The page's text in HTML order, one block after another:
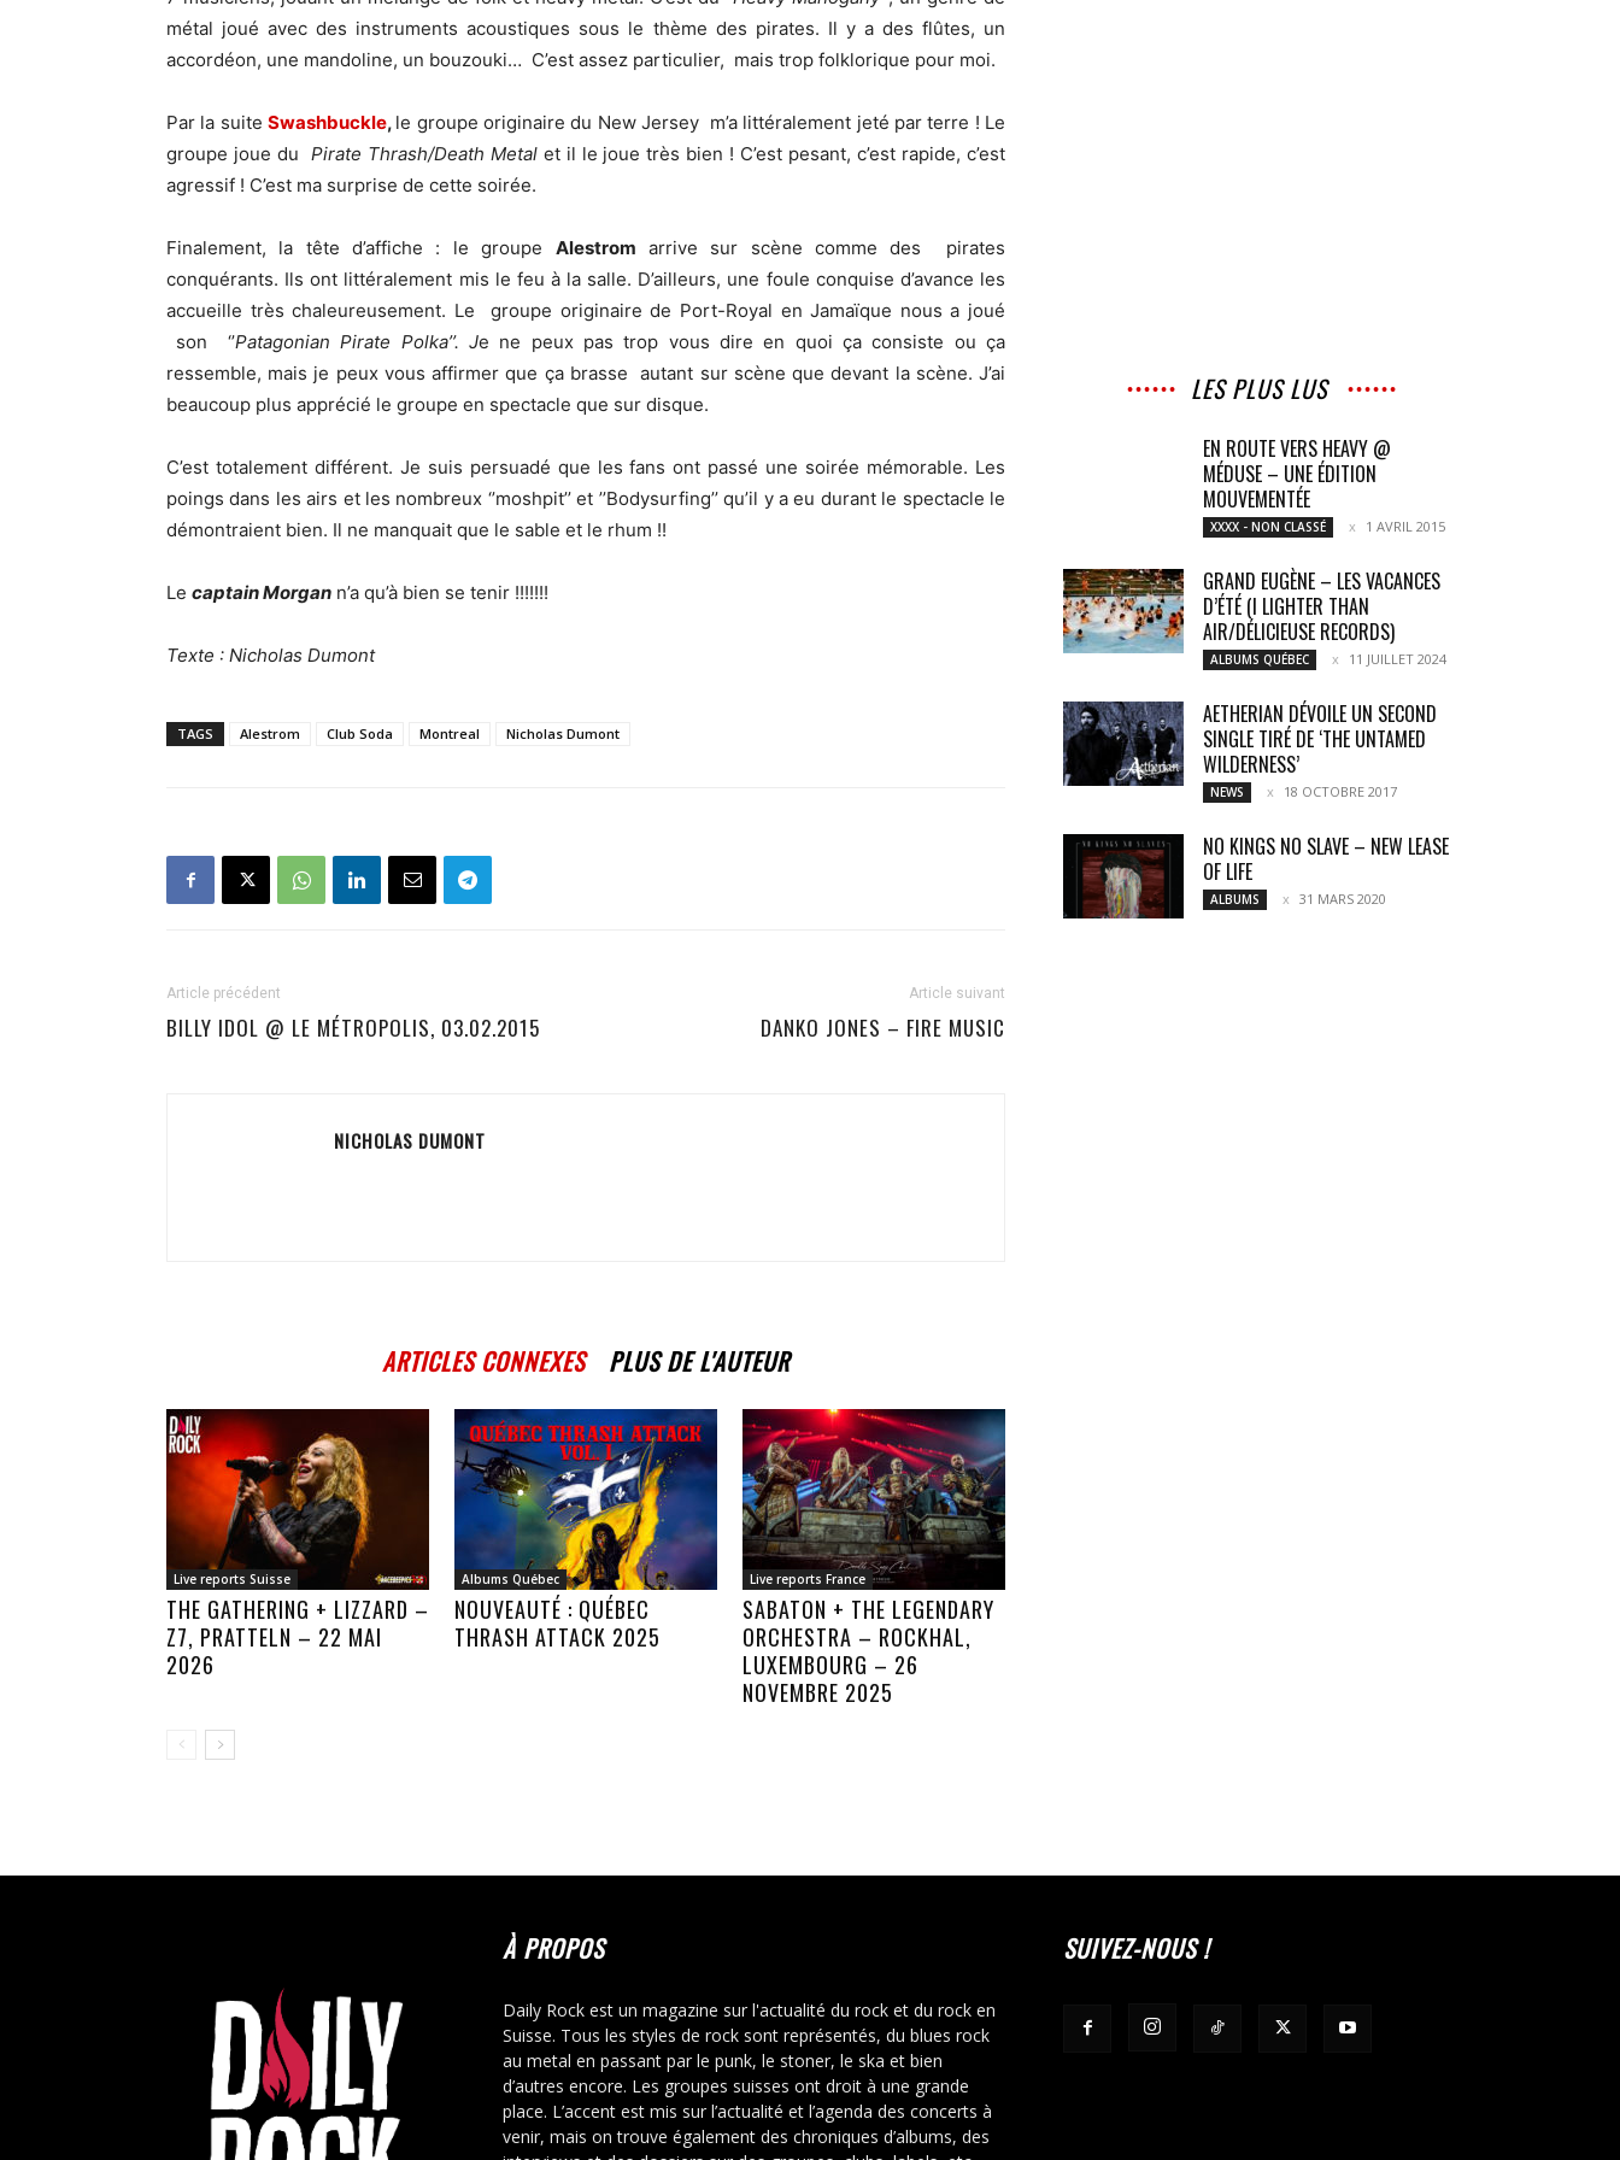
métal joué avec des instruments acoustiques sous le thème des pirates. Il y a des flûtes, un
accordéon, une mandoline, un bouzouki… C’est assez particulier, mais trop folklorique pour moi.
Par la suiteSwashbuckle, le groupe originaire du New Jersey m’a littéralement jeté par terre ! Le
groupe joue du Pirate Thrash/Death Metalet il le joue très bien ! C’est pesant, c’est rapide, c’est
agressif ! C’est ma surprise de cette soirée.
Finalement, la tête d’affiche : le groupe Alestrom arrive sur scène comme des pirates
conquérants. Ils ont littéralement mis le feu à la salle. D’ailleurs, une foule conquise d’avance les
accueille très chaleureusement. Le groupe originaire de Port-Royal en Jamaïque nous a joué
son ‘’Patagonian Pirate Polka’’. Je ne peux pas trop vous dire en quoi ça consiste ou ça
ressemble, mais je peux vous affirmer que ça brasse autant sur scène que devant la scène. J’ai
beaucoup plus apprécié le groupe en spectacle que sur disque.
C’est totalement différent. Je suis persuadé que les fans ont passé une soirée mémorable. Les
poings dans les airs et les nombreux ‘’moshpit’’ et ’’Bodysurfing’’ qu’il y a eu durant le spectacle le
démontraient bien. Il ne manquait que le sable et le rhum !!
Le captain Morgan n’a qu’à bien se tenir !!!!!!!
Texte : Nicholas Dumont
TAGS Alestrom Club Soda Montreal Nicholas Dumont
Article précédent
BILLY IDOL @ LE MÉTROPOLIS, 03.02.2015
Article suivant
DANKO JONES – FIRE MUSIC
NICHOLAS DUMONT
ARTICLES CONNEXES PLUS DE L'AUTEUR
Live reports Suisse
THE GATHERING + LIZZARD –
Z7, PRATTELN – 22 MAI
2026
Albums Québec
NOUVEAUTÉ : QUÉBEC
THRASH ATTACK 2025
Live reports France
SABATON + THE LEGENDARY
ORCHESTRA – ROCKHAL,
LUXEMBOURG – 26
NOVEMBRE 2025
LES PLUS LUS
EN ROUTE VERS HEAVY @
MÉDUSE – UNE ÉDITION
MOUVEMENTÉE
XXXX - NON CLASSÉ 1 AVRIL 2015
GRAND EUGÈNE – LES VACANCES
D’ÉTÉ (I LIGHTER THAN
AIR/DÉLICIEUSE RECORDS)
ALBUMS QUÉBEC 11 JUILLET 2024
AETHERIAN DÉVOILE UN SECOND
SINGLE TIRÉ DE ‘THE UNTAMED
WILDERNESS’
NEWS 18 OCTOBRE 2017
NO KINGS NO SLAVE – NEW LEASE
OF LIFE
ALBUMS 31 MARS 2020
À PROPOS
Daily Rock est un magazine sur l'actualité du rock et du rock en
Suisse. Tous les styles de rock sont représentés, du blues rock
au metal en passant par le punk, le stoner, le ska et bien
d’autres encore. Les groupes suisses ont droit à une grande
place. L’accent est mis sur l’actualité et l’agenda des concerts à
venir, mais on trouve également des chroniques d’albums, des
SUIVEZ-NOUS !